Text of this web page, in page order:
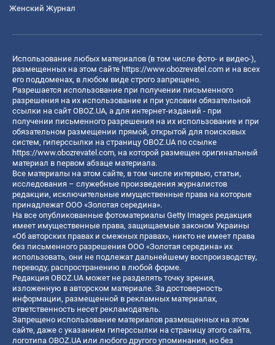
Женский Журнал
Использование любых материалов (в том числе фото- и видео-),
размещенных на этом сайте https://www.obozrevatel.com и на всех
его поддоменах, в любом виде строго запрещено.
Разрешается использование при получении письменного
разрешения на их использование и при условии обязательной
ссылки на сайт OBOZ.UA, а для интернет-изданий - при
получении письменного разрешения на их использование и при
обязательном размещении прямой, открытой для поисковых
систем, гиперссылки на страницу OBOZ.UA по ссылке
https://www.obozrevatel.com, на которой размещен оригинальный
материал в первом абзаце материала.
Все материалы на этом сайте, в том числе интервью, статьи,
исследования – служебные произведения журналистов
редакции, исключительные имущественные права на которые
принадлежат ООО «Золотая середина».
На все опубликованные фотоматериалы Getty Images редакция
имеет имущественные права, защищаемые законом Украины
«Об авторских правах и смежных правах», никто не имеет права
без письменного разрешения ООО «Золотая середина» их
использовать, они не подлежат дальнейшему воспроизводству,
переводу, распространению в любой форме.
Редакция OBOZ.UA может не разделять точку зрения,
изложенную в авторском материале. За достоверность
информации, размещенной в рекламных материалах,
ответственность несет рекламодатель.
Запрещено использование материалов размещенных на этом
сайте, даже с указанием гиперссылки на страницу этого сайта,
логотипа OBOZ.UA или любого другого упоминания, но без